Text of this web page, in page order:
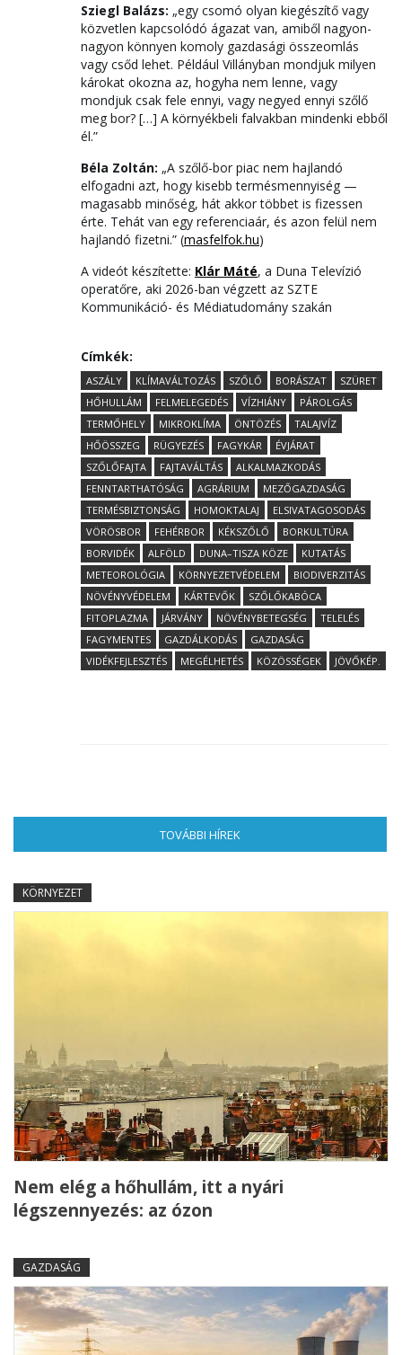
Sziegl Balázs: „egy csomó olyan kiegészítő vagy
közvetlen kapcsolódó ágazat van, amiből nagyon-
nagyon könnyen komoly gazdasági összeomlás
vagy csőd lehet. Például Villányban mondjuk milyen
károkat okozna az, hogyha nem lenne, vagy
mondjuk csak fele ennyi, vagy negyed ennyi szőlő
meg bor? […] A környékbeli falvakban mindenki ebből
él.”
Béla Zoltán: „A szőlő-bor piac nem hajlandó
elfogadni azt, hogy kisebb termésmennyiség —
magasabb minőség, hát akkor többet is fizessen
érte. Tehát van egy referenciaár, és azon felül nem
hajlandó fizetni.” (masfelfok.hu)
A videót készítette: Klár Máté, a Duna Televízió
operatőre, aki 2026-ban végzett az SZTE
Kommunikáció- és Médiatudomány szakán
Címkék:
ASZÁLY KLÍMAVÁLTOZÁS SZŐLŐ BORÁSZAT
SZÜRET
HŐHULLÁM
FELMELEGEDÉS VÍZHIÁNY
PÁROLGÁS
TERMŐHELY
MIKROKLÍMA ÖNTÖZÉS
TALAJVÍZ
HŐÖSSZEG
RÜGYEZÉS FAGYKÁR
ÉVJÁRAT
SZŐLŐFAJTA
FAJTAVÁLTÁS
ALKALMAZKODÁS
FENNTARTHATÓSÁG
AGRÁRIUM
MEZŐGAZDASÁG
TERMÉSBIZTONSÁG
HOMOKTALAJ
ELSIVATAGOSODÁS
VÖRÖSBOR
FEHÉRBOR KÉKSZŐLŐ
BORKULTÚRA
BORVIDÉK
ALFÖLD DUNA–TISZA KÖZE
KUTATÁS
METEOROLÓGIA
KÖRNYEZETVÉDELEM
BIODIVERZITÁS
NÖVÉNYVÉDELEM
KÁRTEVŐK
SZŐLŐKABÓCA
FITOPLAZMA
JÁRVÁNY NÖVÉNYBETEGSÉG
TELELÉS
FAGYMENTES
GAZDÁLKODÁS
GAZDASÁG
VIDÉKFEJLESZTÉS
MEGÉLHETÉS KÖZÖSSÉGEK JÖVŐKÉP.
TOVÁBBI HÍREK
KÖRNYEZET
Nem elég a hőhullám, itt a nyári
légszennyezés: az ózon
GAZDASÁG